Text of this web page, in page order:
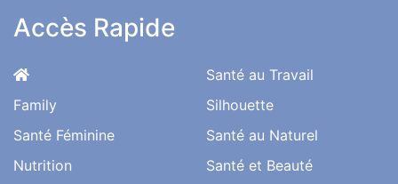
Accès Rapide
Family
Santé Féminine
Nutrition
Santé au Travail
Silhouette
Santé au Naturel
Santé et Beauté